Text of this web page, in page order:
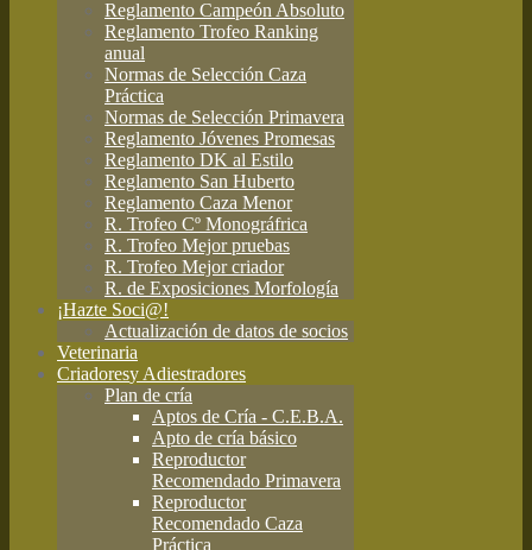
Reglamento Campeón Absoluto
Reglamento Trofeo Ranking
anual
Normas de Selección Caza
Práctica
Normas de Selección Primavera
Reglamento Jóvenes Promesas
Reglamento DK al Estilo
Reglamento San Huberto
Reglamento Caza Menor
R. Trofeo Cº Monográfrica
R. Trofeo Mejor pruebas
R. Trofeo Mejor criador
R. de Exposiciones Morfología
¡Hazte Soci@!
Actualización de datos de socios
Veterinaria
Criadoresy Adiestradores
Plan de cría
Aptos de Cría - C.E.B.A.
Apto de cría básico
Reproductor
Recomendado Primavera
Reproductor
Recomendado Caza
Práctica